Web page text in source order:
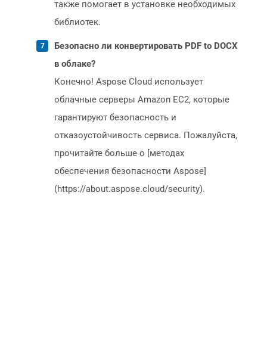
также помогает в установке необходимых
библиотек.
Безопасно ли конвертировать PDF to DOCX
в облаке?
Конечно! Aspose Cloud использует
облачные серверы Amazon EC2, которые
гарантируют безопасность и
отказоустойчивость сервиса. Пожалуйста,
прочитайте больше о [методах
обеспечения безопасности Aspose]
(https://about.aspose.cloud/security).